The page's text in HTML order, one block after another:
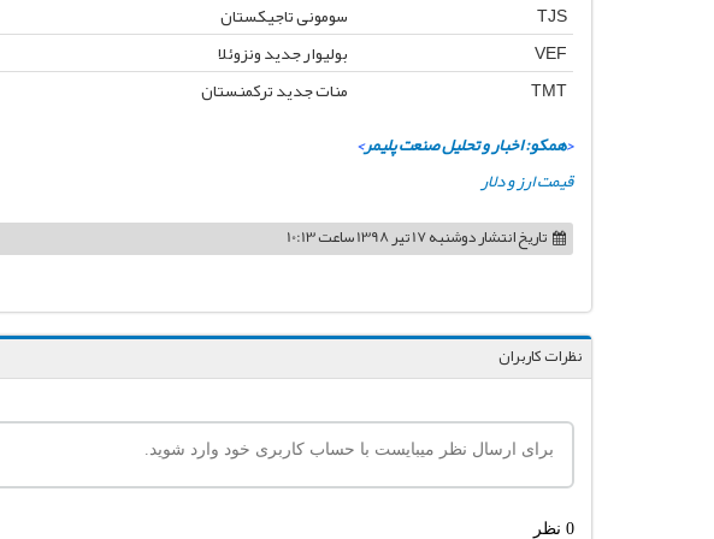
TJS سومونی تاجیکستان
VEF
بولیوار جدید ونزوئلا
TMT
منات جدید ترکمنستان
<همکو: اخبار و تحلیل صنعت پلیمر>
قیمت ارز و دلار
تاریخ انتشاردوشنبه 17 تیر 1398 ساعت 10:13
نظرات کاربران